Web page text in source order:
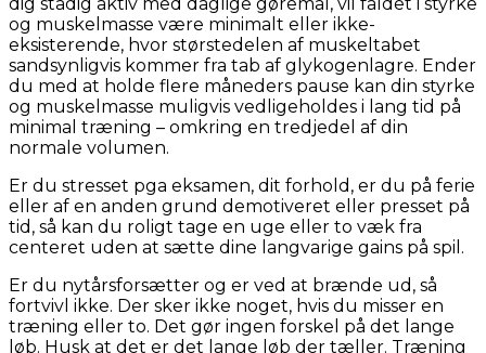
og muskelmasse være minimalt eller ikke-
eksisterende, hvor størstedelen af muskeltabet
sandsynligvis kommer fra tab af glykogenlagre. Ender
du med at holde flere måneders pause kan din styrke
og muskelmasse muligvis vedligeholdes i lang tid på
minimal træning – omkring en tredjedel af din
normale volumen.
Er du stresset pga eksamen, dit forhold, er du på ferie
eller af en anden grund demotiveret eller presset på
tid, så kan du roligt tage en uge eller to væk fra
centeret uden at sætte dine langvarige gains på spil.
Er du nytårsforsætter og er ved at brænde ud, så
fortvivl ikke. Der sker ikke noget, hvis du misser en
træning eller to. Det gør ingen forskel på det lange
løb. Husk at det er det lange løb der tæller. Træning